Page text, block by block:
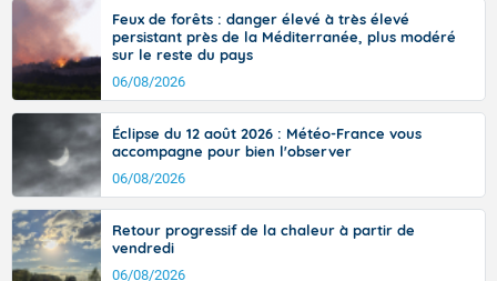
Feux de forêts : danger élevé à très élevé
persistant près de la Méditerranée, plus modéré
sur le reste du pays
06/08/2026
Éclipse du 12 août 2026 : Météo-France vous
accompagne pour bien l'observer
06/08/2026
Retour progressif de la chaleur à partir de
vendredi
06/08/2026